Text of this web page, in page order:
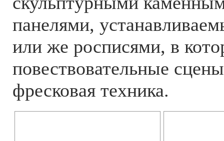
панелями,
или же росписями, в
повествовательные
фресковая техника.